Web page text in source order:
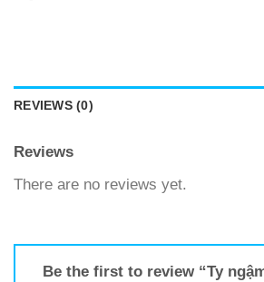
REVIEWS (0)
Reviews
There are no reviews yet.
Be the first to review “Ty